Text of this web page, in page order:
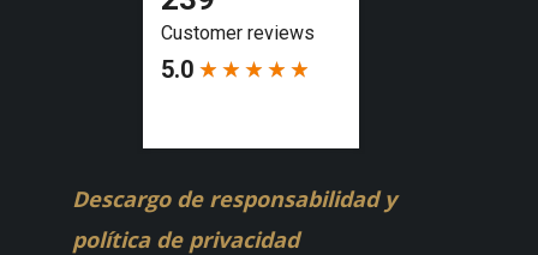
Descargo de responsabilidad y
política de privacidad